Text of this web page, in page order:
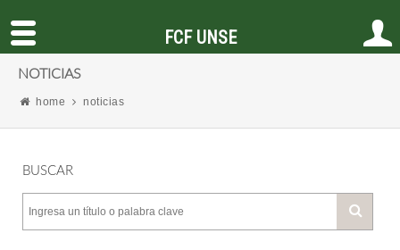
NOTICIAS
home noticias
BUSCAR
FCF UNSE